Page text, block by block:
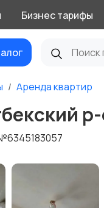
Бизнес тарифы
Аренда квартир